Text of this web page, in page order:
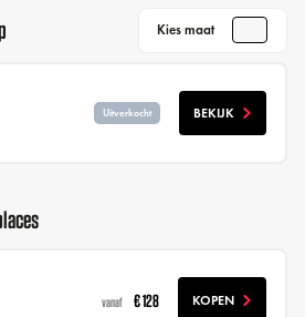
Kies maat
Uitverkocht BEKIJK
vanaf € 128 KOPEN